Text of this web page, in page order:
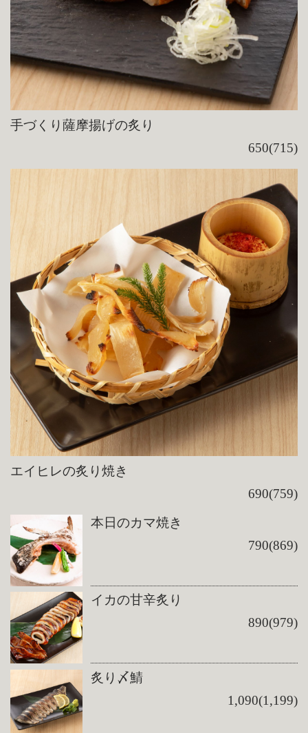
手づくり薩摩揚げの炙り
650(715)
エイヒレの炙り焼き
690(759)
本日のカマ焼き
790(869)
イカの甘辛炙り
890(979)
炙り〆鯖
1,090(1,199)